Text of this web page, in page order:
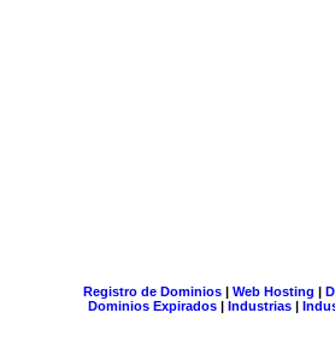
Registro de Dominios| Web Hosting |
Dominios Expirados | Industrias |